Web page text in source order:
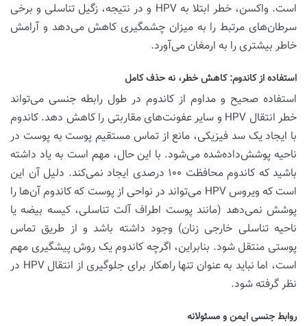
است. واکسن، خطر ابتلا به HPV و در نتیجه، زگیل تناسلی و برخی
سرطان‌های مرتبط را به میزان چشمگیری کاهش می‌دهد و آرامش
خاطر بیشتری را به ارمغان می‌آورد.
استفاده از کاندوم: کاهش خطر، نه حذف کامل
استفاده صحیح و مداوم از کاندوم در طول رابطه جنسی می‌تواند
خطر انتقال HPV و سایر عفونت‌های مقاربتی را کاهش دهد. کاندوم
با ایجاد یک سد فیزیکی، مانع از تماس مستقیم پوست به پوست در
ناحیه پوشش‌داده‌شده می‌شود. با این حال، مهم است به یاد داشته
باشید که کاندوم محافظت ۱۰۰ درصدی ایجاد نمی‌کند. دلیل آن این
است که ویروس HPV می‌تواند در نواحی از پوست که کاندوم آن‌ها را
پوشش نمی‌دهد (مانند پوست اطراف آلت تناسلی، کیسه بیضه یا
ناحیه تناسلی خارجی زنان) وجود داشته باشد و از طریق تماس
پوستی منتقل شود. بنابراین، اگرچه کاندوم یک روش پیشگیری مهم
است، اما نباید به عنوان تنها راهکار برای جلوگیری از انتقال HPV در
نظر گرفته شود.
روابط جنسی ایمن و مسئولانه